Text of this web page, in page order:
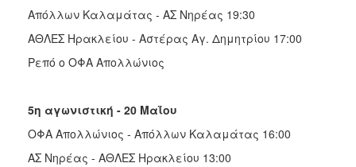
Απόλλων Καλαμάτας - ΑΣ Νηρέας 19:30
ΑΘΛΕΣ Ηρακλείου - Αστέρας Αγ. Δημητρίου 17:00
Ρεπό ο ΟΦΑ Απολλώνιος
5η αγωνιστική - 20 Μαΐου
ΟΦΑ Απολλώνιος - Απόλλων Καλαμάτας 16:00
ΑΣ Νηρέας - ΑΘΛΕΣ Ηρακλείου 13:00